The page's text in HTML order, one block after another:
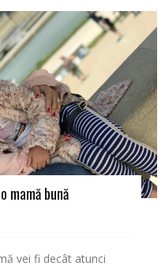
mamă bună
vei fi decât atunci